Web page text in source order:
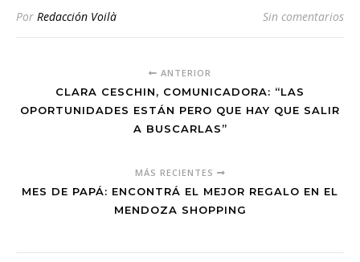
Por Redacción Voilà Sin comentarios
ANTERIOR
CLARA CESCHIN, COMUNICADORA: “LAS
OPORTUNIDADES ESTÁN PERO QUE HAY QUE SALIR
A BUSCARLAS”
MÁS RECIENTES
MES DE PAPÁ: ENCONTRÁ EL MEJOR REGALO EN EL
MENDOZA SHOPPING